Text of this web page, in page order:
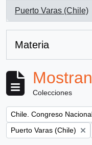
Puerto Varas (Chile)
, 1 resultados
Materia
Colecciones
Remove filter:
Chile. Congreso
Remove filter:
Puerto Varas (Chile)